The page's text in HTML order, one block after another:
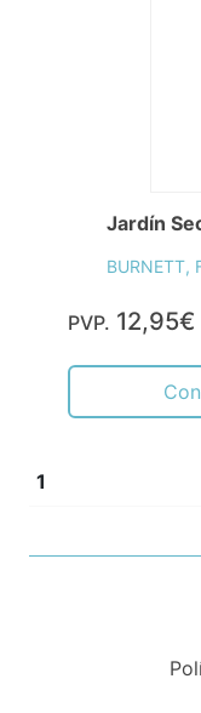
Jardín
BURNETT,
PVP. 12,95€
1